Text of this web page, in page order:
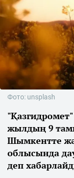
Фото: unsplash
жылдың 9
Шымкентте
облысында
деп